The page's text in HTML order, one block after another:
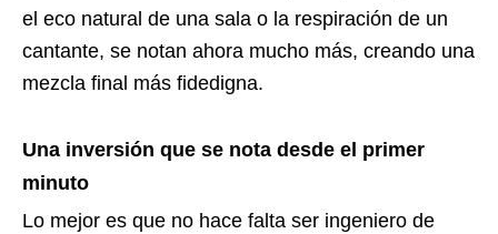
el eco natural de una sala o la respiración de un
cantante, se notan ahora mucho más, creando una
mezcla final más fidedigna.
Una inversión que se nota desde el primer
minuto
Lo mejor es que no hace falta ser ingeniero de